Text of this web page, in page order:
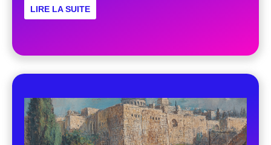
LIRE LA SUITE